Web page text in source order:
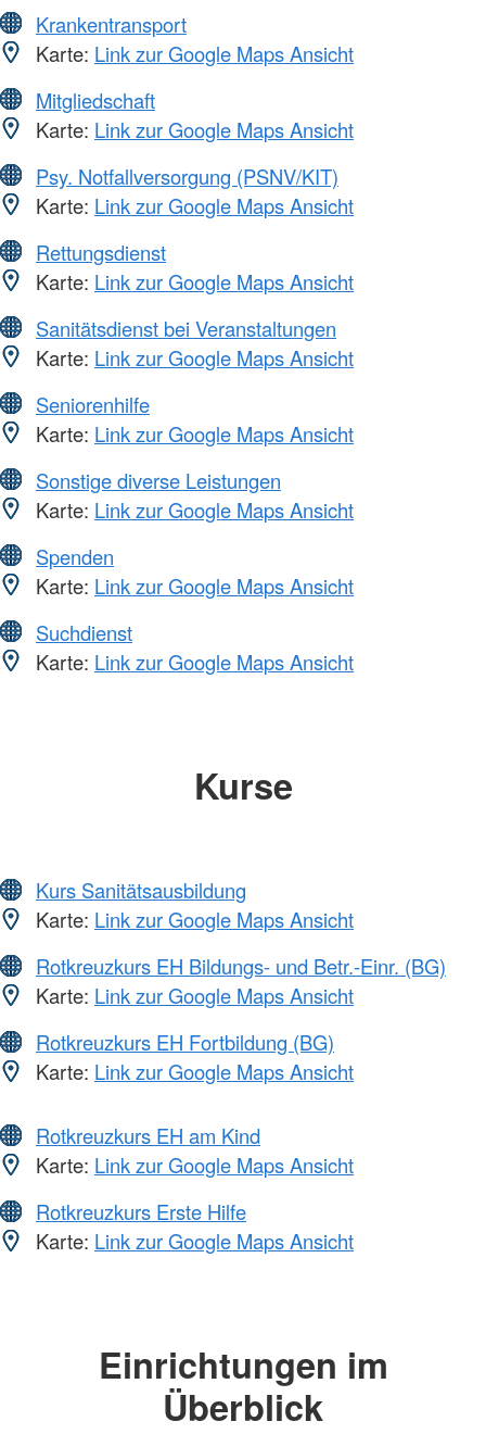
Krankentransport
Karte: Link zur Google Maps Ansicht
Mitgliedschaft
Karte: Link zur Google Maps Ansicht
Psy. Notfallversorgung (PSNV/KIT)
Karte: Link zur Google Maps Ansicht
Rettungsdienst
Karte: Link zur Google Maps Ansicht
Sanitätsdienst bei Veranstaltungen
Karte: Link zur Google Maps Ansicht
Seniorenhilfe
Karte: Link zur Google Maps Ansicht
Sonstige diverse Leistungen
Karte: Link zur Google Maps Ansicht
Spenden
Karte: Link zur Google Maps Ansicht
Suchdienst
Karte: Link zur Google Maps Ansicht
Kurse
Kurs Sanitätsausbildung
Karte: Link zur Google Maps Ansicht
Rotkreuzkurs EH Bildungs- und Betr.-Einr. (BG)
Karte: Link zur Google Maps Ansicht
Rotkreuzkurs EH Fortbildung (BG)
Karte: Link zur Google Maps Ansicht
Rotkreuzkurs EH am Kind
Karte: Link zur Google Maps Ansicht
Rotkreuzkurs Erste Hilfe
Karte: Link zur Google Maps Ansicht
Einrichtungen im
Überblick